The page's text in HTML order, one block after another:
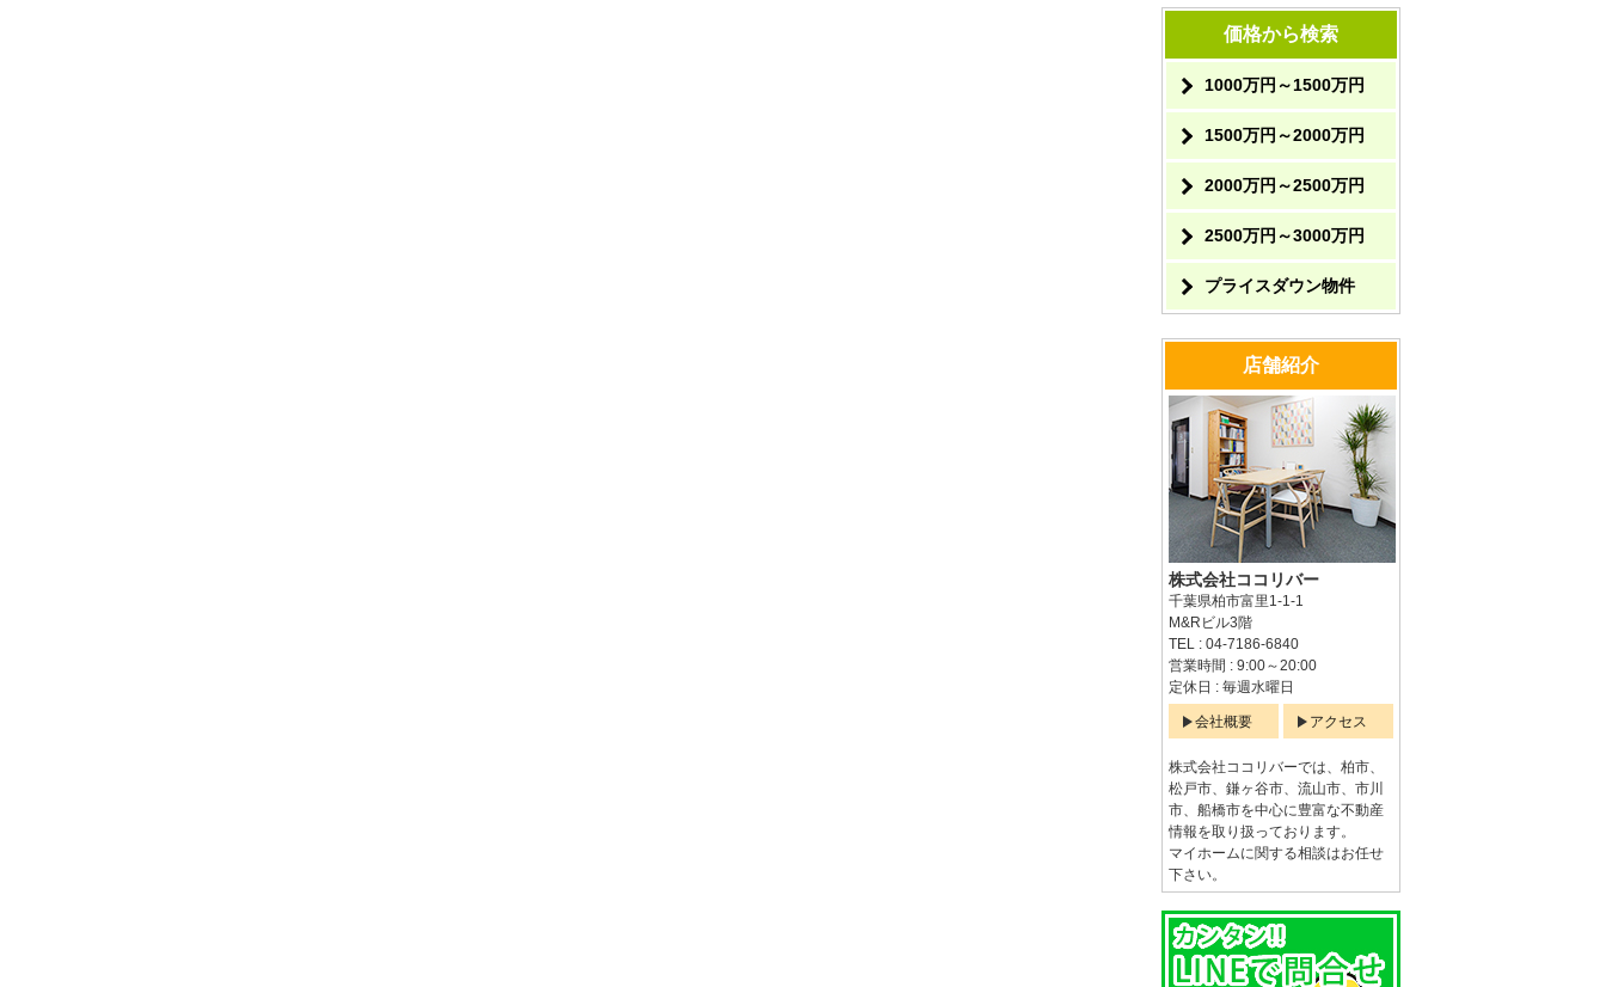
価格から検索
1000万円～1500万円
1500万円～2000万円
2000万円～2500万円
2500万円～3000万円
プライスダウン物件
店舗紹介
株式会社ココリバー
千葉県柏市富里1-1-1
M&Rビル3階
TEL : 04-7186-6840
営業時間 : 9:00～20:00
定休日 : 毎週水曜日
会社概要 アクセス
株式会社ココリバーでは、柏市、
松戸市、鎌ヶ谷市、流山市、市川
市、船橋市を中心に豊富な不動産
情報を取り扱っております。
マイホームに関する相談はお任せ
下さい。